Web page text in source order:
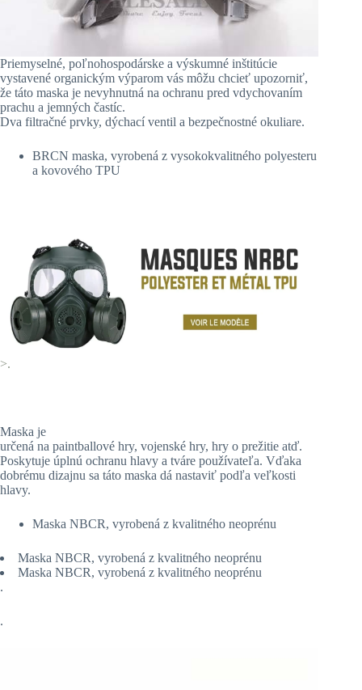
Priemyselné, poľnohospodárske a výskumné inštitúcie
vystavené organickým výparom vás môžu chcieť upozorniť,
že táto maska je nevyhnutná na ochranu pred vdychovaním
prachu a jemných častíc.
Dva filtračné prvky, dýchací ventil a bezpečnostné okuliare.
BRCN maska, vyrobená z vysokokvalitného polyesteru
a kovového TPU
>.
Maska je
určená na paintballové hry, vojenské hry, hry o prežitie atď.
Poskytuje úplnú ochranu hlavy a tváre používateľa. Vďaka
dobrému dizajnu sa táto maska dá nastaviť podľa veľkosti
hlavy.
Maska NBCR, vyrobená z kvalitného neoprénu
Maska NBCR, vyrobená z kvalitného neoprénu
Maska NBCR, vyrobená z kvalitného neoprénu
.
.